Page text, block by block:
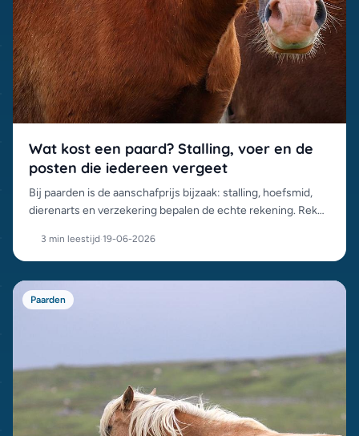
Wat kost een paard? Stalling, voer en de
posten die iedereen vergeet
Bij paarden is de aanschafprijs bijzaak: stalling, hoefsmid,
dierenarts en verzekering bepalen de echte rekening. Reken
3 min leestijd·19-06-2026
Paarden